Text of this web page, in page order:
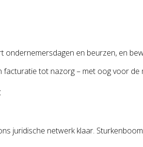
ondernemersdagen en beurzen, en
tot nazorg – met oog voor de
juridische netwerk klaar.